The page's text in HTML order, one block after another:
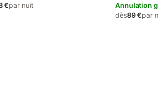
€par nuit
Annulation
dès89 €par